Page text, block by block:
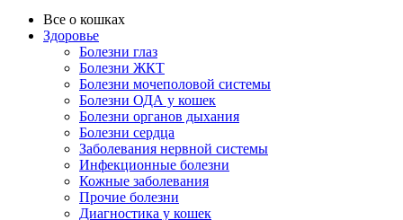
Все о кошках
Здоровье
Болезни глаз
Болезни ЖКТ
Болезни мочеполовой системы
Болезни ОДА у кошек
Болезни органов дыхания
Болезни сердца
Заболевания нервной системы
Инфекционные болезни
Кожные заболевания
Прочие болезни
Диагностика у кошек